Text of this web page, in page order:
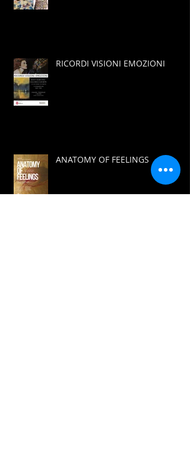
RICORDI VISIONI EMOZIONI
ANATOMY OF FEELINGS